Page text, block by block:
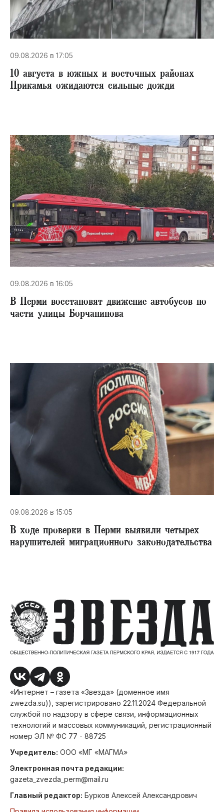
09.08.2026 в 17:05
10 августа в южных и восточных районах
Прикамья ожидаются сильные дожди
09.08.2026 в 16:05
В Перми восстановят движение автобусов по
части улицы Борчанинова
09.08.2026 в 15:05
В ходе проверки в Перми выявили четырех
нарушителей миграционного законодательства
«Интернет – газета «Звезда» (доменное имя
zwezda.su)), зарегистрировано 22.11.2024 Федеральной
службой по надзору в сфере связи, информационных
технологий и массовых коммуникаций, регистрационный
номер ЭЛ № ФС 77 - 88725
Учредитель: ООО «МГ «МАГМА»
Электронная почта редакции:
gazeta_zvezda_perm@mail.ru
Главный редактор: Бурков Алексей Александрович